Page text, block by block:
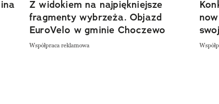
Z widokiem na najpiękniejsze
fragmenty wybrzeża. Objazd
EuroVelo w gminie Choczewo
Współpraca reklamowa